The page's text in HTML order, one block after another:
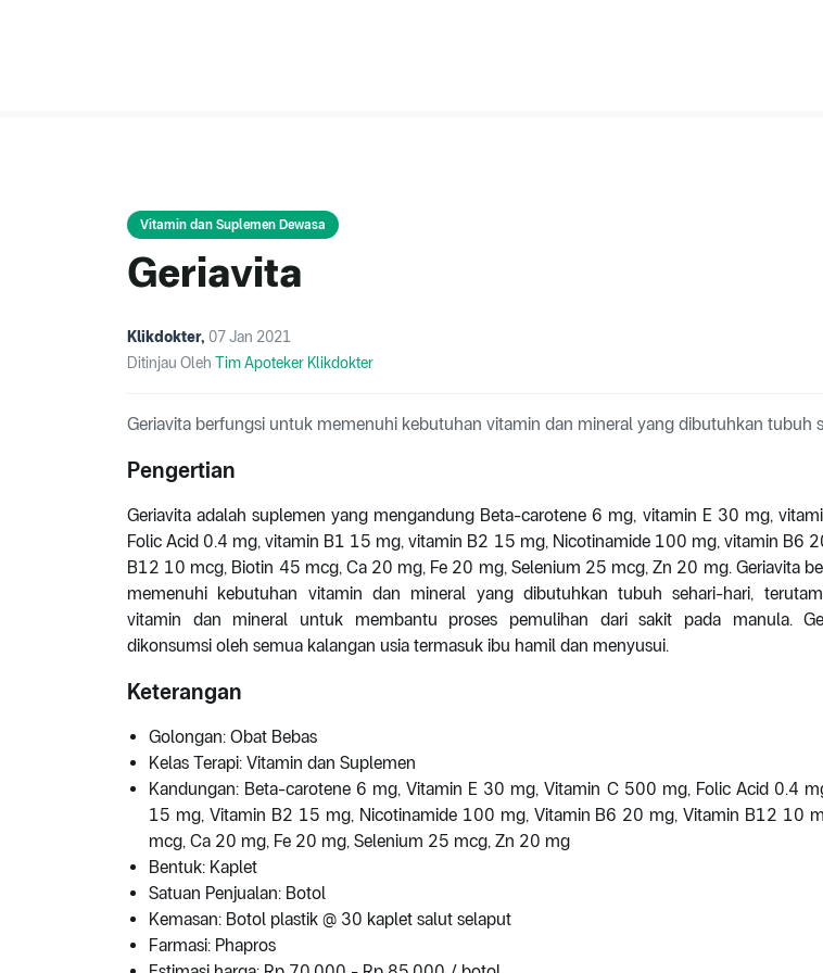
Vitamin dan Suplemen Dewasa
Geriavita
Klikdokter, 07 Jan 2021
Ditinjau Oleh Tim Apoteker Klikdokter
Geriavita berfungsi untuk memenuhi kebutuhan vitamin dan mineral yang dibutuhkan tubuh
Pengertian
Geriavita adalah suplemen yang mengandung Beta-carotene 6 mg, vitamin E 30 mg,
Folic Acid 0.4 mg, vitamin B1 15 mg, vitamin B2 15 mg, Nicotinamide 100 mg, vitamin B6
B12 10 mcg, Biotin 45 mcg, Ca 20 mg, Fe 20 mg, Selenium 25 mcg, Zn 20 mg. Geriavita
memenuhi kebutuhan vitamin dan mineral yang dibutuhkan tubuh sehari-hari,
vitamin dan mineral untuk membantu proses pemulihan dari sakit pada manula.
dikonsumsi oleh semua kalangan usia termasuk ibu hamil dan menyusui.
Keterangan
Golongan: Obat Bebas
Kelas Terapi: Vitamin dan Suplemen
Kandungan: Beta-carotene 6 mg, Vitamin E 30 mg, Vitamin C 500 mg, Folic Acid 0.4
15 mg, Vitamin B2 15 mg, Nicotinamide 100 mg, Vitamin B6 20 mg, Vitamin B12 10
mcg, Ca 20 mg, Fe 20 mg, Selenium 25 mcg, Zn 20 mg
Bentuk: Kaplet
Satuan Penjualan: Botol
Kemasan: Botol plastik @ 30 kaplet salut selaput
Farmasi: Phapros